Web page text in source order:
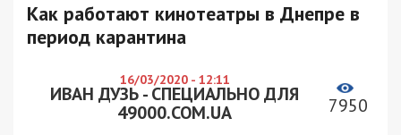
Как работают кинотеатры в Днепре в
период карантина
16/03/2020 - 12:11
ИВАН ДУЗЬ - СПЕЦИАЛЬНО ДЛЯ
49000.COM.UA
7950